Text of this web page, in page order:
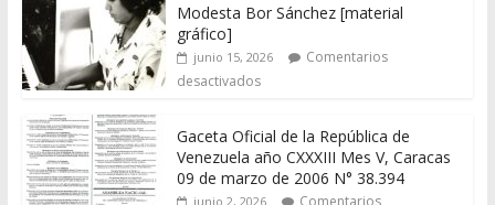
Modesta Bor Sánchez [material
gráfico]
junio 15, 2026
Comentarios
desactivados
Gaceta Oficial de la República de
Venezuela año CXXXIII Mes V, Caracas
09 de marzo de 2006 N° 38.394
junio 2, 2026
Comentarios